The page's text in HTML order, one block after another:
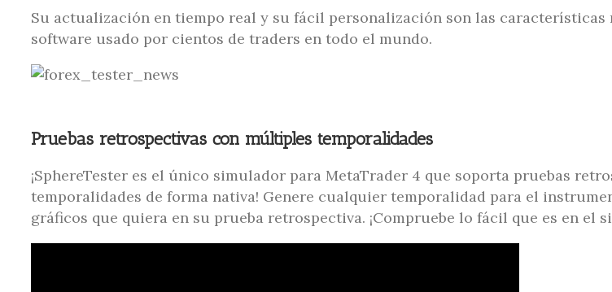
Su actualización en tiempo real y su fácil personalización son las características
software usado por cientos de traders en todo el mundo.
Pruebas retrospectivas con múltiples temporalidades
¡SphereTester es el único simulador para MetaTrader 4 que soporta pruebas
temporalidades de forma nativa! Genere cualquier temporalidad para el
gráficos que quiera en su prueba retrospectiva. ¡Compruebe lo fácil que es en el